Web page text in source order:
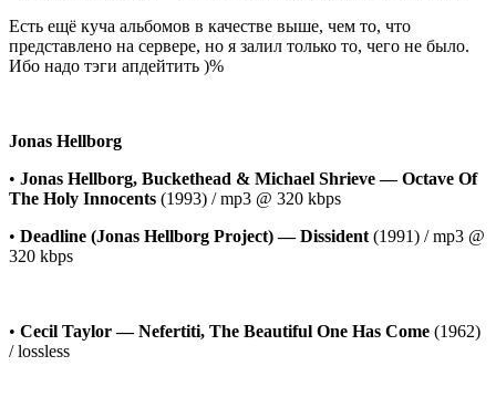
Есть ещё куча альбомов в качестве выше, чем то, что
представлено на сервере, но я залил только то, чего не было.
Ибо надо тэги апдейтить )%
Jonas Hellborg
• Jonas Hellborg, Buckethead & Michael Shrieve — Octave Of
The Holy Innocents (1993) / mp3 @ 320 kbps
• Deadline (Jonas Hellborg Project) — Dissident (1991) / mp3 @
320 kbps
• Cecil Taylor — Nefertiti, The Beautiful One Has Come (1962)
/ lossless